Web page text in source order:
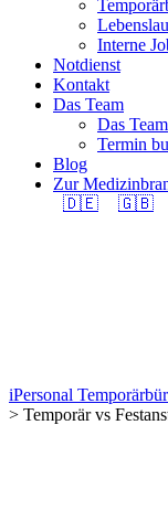
Interne
Notdienst
Kontakt
Das Team
Das Team
Termin
Blog
Zur
🇩🇪
🇬🇧
iPersonal
> Temporär vs